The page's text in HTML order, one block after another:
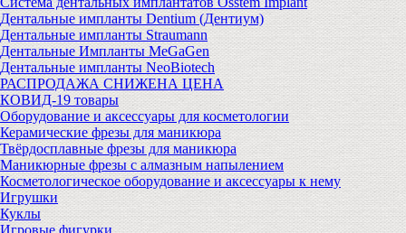
Дентальные импланты Dentium (Дентиум)
Дентальные импланты Straumann
Дентальные Импланты MeGaGen
Дентальные импланты NeoBiotech
РАСПРОДАЖА СНИЖЕНА ЦЕНА
КОВИД-19 товары
Оборудование и аксессуары для косметологии
Керамические фрезы для маникюра
Твёрдосплавные фрезы для маникюра
Маникюрные фрезы с алмазным напылением
Косметологическое оборудование и аксессуары к нему
Игрушки
Куклы